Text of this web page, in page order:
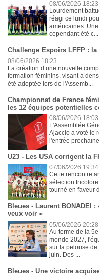
08/06/2026 18:23
Lourdement
réagi ce lundi
américaines.
cependant été c...
Challenge Espoirs LFFP :
08/06/2026 18:23
La création d’une nouvelle
formation féminins, visant à
été adoptée lors de l'Assemb...
Championnat de France
les 12 équipes potentielles
08/06/2026 18:03
L'Assemblée
Ajaccio a voté le
l'entrée
U23 - Les USA corrigent la
07/06/2026 19:34
Cette rencontre
sélection
tourné en faveur
Bleues - Laurent BONADEI
veux voir »
05/06/2026 20:28
Au terme de la
monde 2027,
sur la pelouse de
juin. Des ...
Bleues - Une victoire